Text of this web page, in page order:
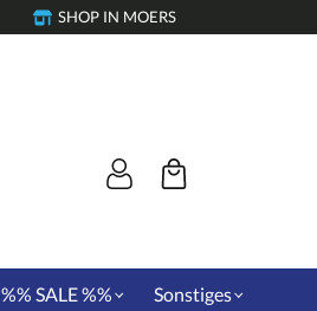
SHOP IN MOERS
%% SALE %% Sonstiges